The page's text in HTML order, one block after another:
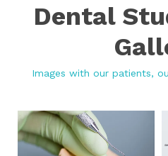
Dental
Images with our patients,